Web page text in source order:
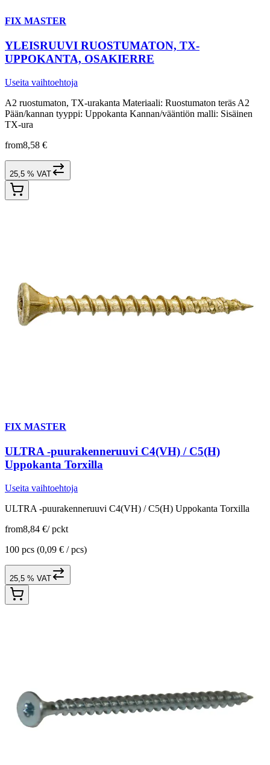
FIX MASTER
YLEISRUUVI RUOSTUMATON, TX-
UPPOKANTA, OSAKIERRE
Useita vaihtoehtoja
A2 ruostumaton, TX-urakanta Materiaali: Ruostumaton teräs A2
Pään/kannan tyyppi: Uppokanta Kannan/vääntiön malli: Sisäinen
TX-ura
from8,58 €
25,5 % VAT
FIX MASTER
ULTRA -puurakenneruuvi C4(VH) / C5(H)
Uppokanta Torxilla
Useita vaihtoehtoja
ULTRA -puurakenneruuvi C4(VH) / C5(H) Uppokanta Torxilla
from8,84 €/ pckt
100 pcs (0,09 € / pcs)
25,5 % VAT